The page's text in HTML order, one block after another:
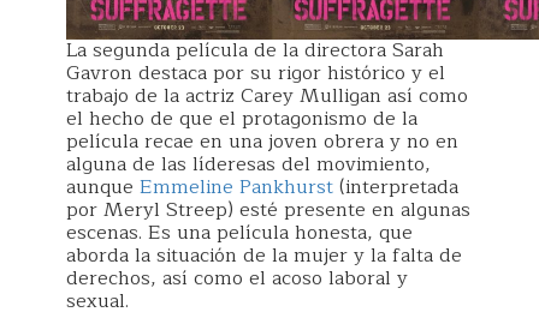
La segunda película de la directora Sarah
Gavron destaca por su rigor histórico y el
trabajo de la actriz Carey Mulligan así como
el hecho de que el protagonismo de la
película recae en una joven obrera y no en
alguna de las líderesas del movimiento,
aunque Emmeline Pankhurst(interpretada
por Meryl Streep) esté presente en algunas
escenas. Es una película honesta, que
aborda la situación de la mujer y la falta de
derechos, así como el acoso laboral y
sexual.